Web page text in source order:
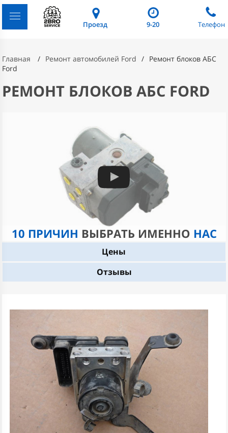
Проезд 9-20 Телефон
Главная Ремонт автомобилей Ford
Ремонт блоков АБС
Ford
РЕМОНТ БЛОКОВ АБС FORD
10 ПРИЧИН ВЫБРАТЬ ИМЕННО НАС
Цены
Отзывы